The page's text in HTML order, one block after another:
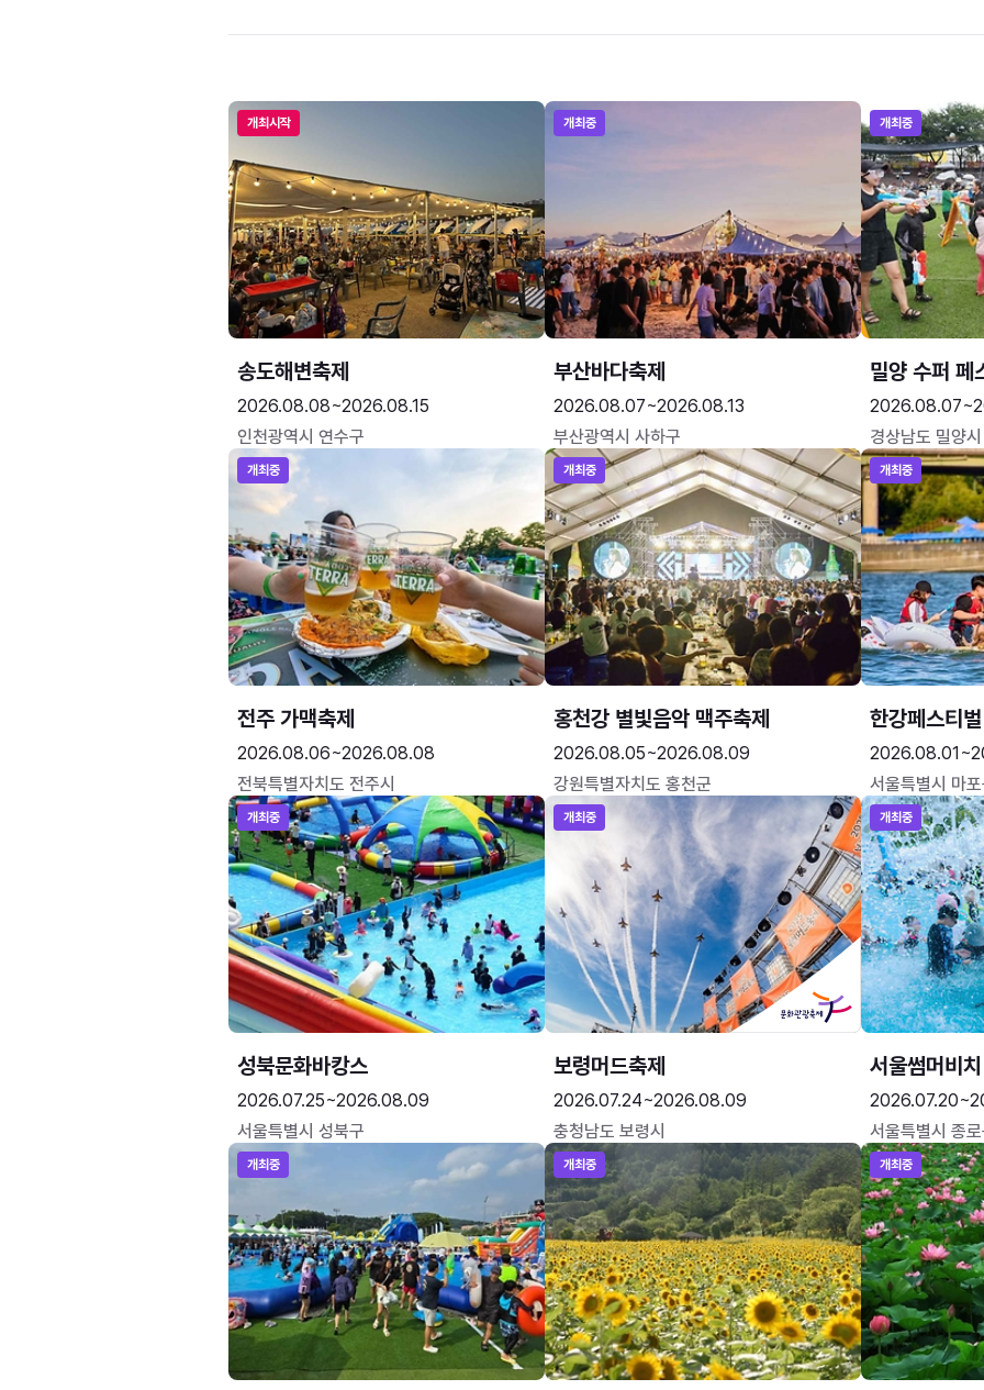
개최시작
송도해변축제
2026.08.08~2026.08.15
인천광역시 연수구
개최중
부산바다축제
2026.08.07~2026.08.13
부산광역시 사하구
개최중
밀양 수퍼 페
경상남도 밀양시
개최중
전주 가맥축제
2026.08.06~2026.08.08
전북특별자치도 전주시
개최중
홍천강 별빛음악 맥주축제
2026.08.05~2026.08.09
강원특별자치도 홍천군
개최중
한강페스티벌
서울특별시 마
개최중
성북문화바캉스
2026.07.25~2026.08.09
서울특별시 성북구
개최중
보령머드축제
2026.07.24~2026.08.09
충청남도 보령시
개최중
서울썸머비치
서울특별시 종
개최중 개최중 개최중